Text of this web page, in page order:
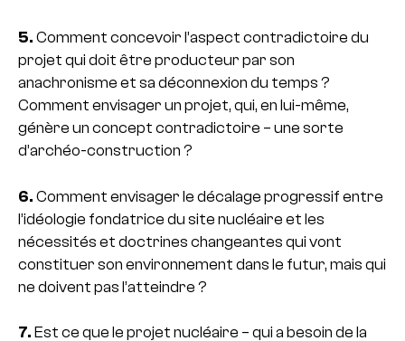
5. Comment concevoir l’aspect contradictoire du
projet qui doit être producteur par son
anachronisme et sa déconnexion du temps ?
Comment envisager un projet, qui, en lui-même,
génère un concept contradictoire – une sorte
d’archéo-construction ?
6. Comment envisager le décalage progressif entre
l’idéologie fondatrice du site nucléaire et les
nécessités et doctrines changeantes qui vont
constituer son environnement dans le futur, mais qui
ne doivent pas l’atteindre ?
7. Est ce que le projet nucléaire – qui a besoin de la